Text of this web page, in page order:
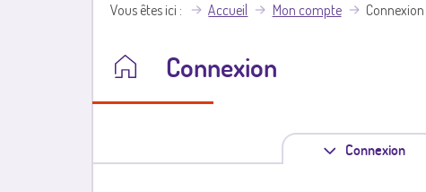
Vous êtes ici Accueil Mon compte Connexion
Connexion
Connexion